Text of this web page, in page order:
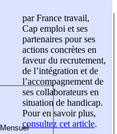
par France travail,
Cap emploi et ses
partenaires pour ses
actions concrètes en
faveur du recrutement,
de l’intégration et de
l’accompagnement de
ses collaborateurs en
situation de handicap.
Pour en savoir plus,
consultez cet article.